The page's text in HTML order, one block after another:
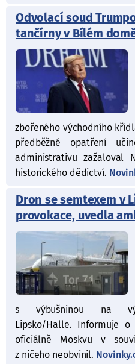
Odvolací soud
tančírny v Bílém
zbořeného východního
předběžné opatření
administrativu zažaloval
historického dědictví.
Dron se semtexem v
provokace, uvedla
s výbušninou na
Lipsko/Halle. Informuje
oficiálně Moskvu v
z ničeho neobvinil.